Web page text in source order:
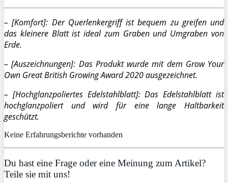
– [Komfort]: Der Querlenkergriff ist bequem zu greifen und
das kleinere Blatt ist ideal zum Graben und Umgraben von
Erde.
– [Auszeichnungen]: Das Produkt wurde mit dem Grow Your
Own Great British Growing Award 2020 ausgezeichnet.
– [Hochglanzpoliertes Edelstahlblatt]: Das Edelstahlblatt ist
hochglanzpoliert und wird für eine lange Haltbarkeit
geschützt.
Keine Erfahrungsberichte vorhanden
Du hast eine Frage oder eine Meinung zum Artikel?
Teile sie mit uns!